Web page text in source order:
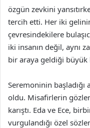
özgün zevkini
tercih etti. Her iki
çevresindekilere
iki insanın değil, aynı
bir araya geldiği büyük
Seremoninin
oldu. Misafirlerin
karıştı. Eda ve Ece,
vurgulandığı özel